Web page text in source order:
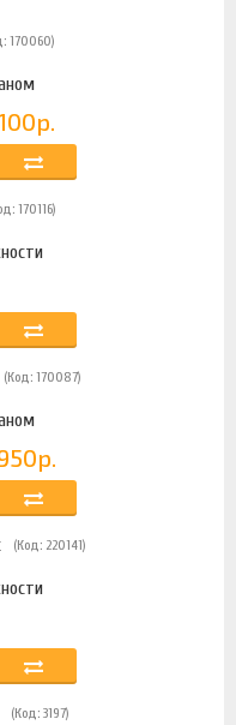
170060)
170116)
(Код: 170087)
(Код: 220141)
(Код: 3197)